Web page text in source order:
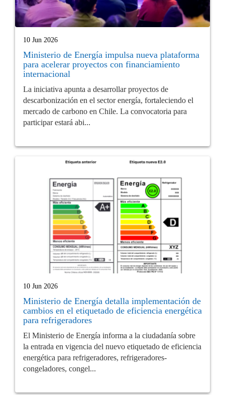
10 Jun 2026
Ministerio de Energía impulsa nueva plataforma
para acelerar proyectos con financiamiento
internacional
La iniciativa apunta a desarrollar proyectos de
descarbonización en el sector energía, fortaleciendo el
mercado de carbono en Chile. La convocatoria para
participar estará abi...
10 Jun 2026
Ministerio de Energía detalla implementación de
cambios en el etiquetado de eficiencia energética
para refrigeradores
El Ministerio de Energía informa a la ciudadanía sobre
la entrada en vigencia del nuevo etiquetado de eficiencia
energética para refrigeradores, refrigeradores-
congeladores, congel...